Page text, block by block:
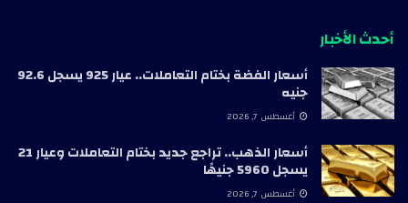
أحدث الأخبار
أسعار الفضة بختام التعاملات.. عيار 925 يسجل 92.6
جنيه
أغسطس 7, 2026
أسعار الذهب.. تراجع جديد بختام التعاملات وعيار 21
يسجل 5960 جنيهًا
أغسطس 7, 2026